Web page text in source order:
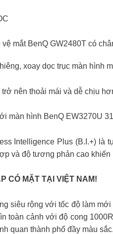
mắt BenQ GW2480T có
xoay dọc trục màn hình
nên thoải mái và dễ chịu
màn hình BenQ EW3270U
Intelligence Plus (B.I.+)
và độ tương phản cao
CÓ MẶT TẠI VIỆT NAM!
siêu rộng với tốc độ làm
toàn cảnh với độ cong
quan thành phố đầy màu sắc.